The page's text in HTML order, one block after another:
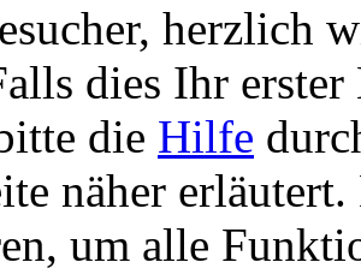
herzlich
dies Ihr erster
die Hilfe
näher
um alle